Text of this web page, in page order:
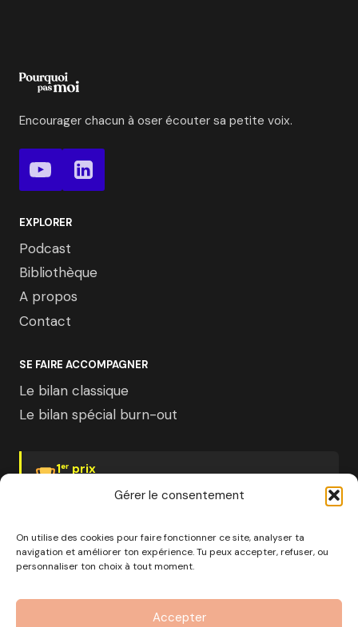
Gérer le consentement
On utilise des cookies pour faire fonctionner ce site, analyser ta
navigation et améliorer ton expérience. Tu peux accepter, refuser, ou
personnaliser ton choix à tout moment.
Accepter
Encourager chacun à oser écouter sa petite voix.
EXPLORER
Podcast
Bibliothèque
A propos
Contact
SE FAIRE ACCOMPAGNER
Le bilan classique
Le bilan spécial burn-out
1er prix
capital de 1000€ · RCS Marseille · SIRET
890 976 699 00037